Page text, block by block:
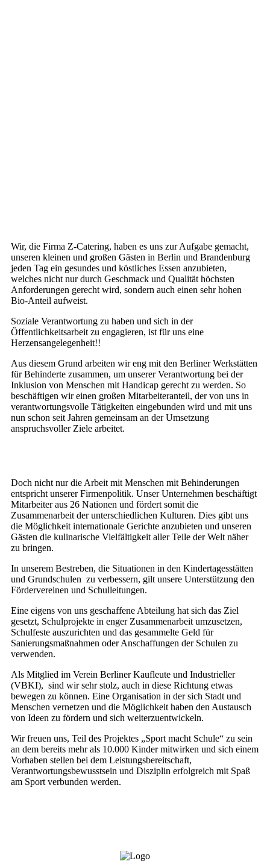
Wir, die Firma Z-Catering, haben es uns zur Aufgabe gemacht,
unseren kleinen und großen Gästen in Berlin und Brandenburg
jeden Tag ein gesundes und köstliches Essen anzubieten,
welches nicht nur durch Geschmack und Qualität höchsten
Anforderungen gerecht wird, sondern auch einen sehr hohen
Bio-Anteil aufweist.
Soziale Verantwortung zu haben und sich in der
Öffentlichkeitsarbeit zu engagieren, ist für uns eine
Herzensangelegenheit!!
Aus diesem Grund arbeiten wir eng mit den Berliner Werkstätten
für Behinderte zusammen, um unserer Verantwortung bei der
Inklusion von Menschen mit Handicap gerecht zu werden. So
beschäftigen wir einen großen Mitarbeiteranteil, der von uns in
verantwortungsvolle Tätigkeiten eingebunden wird und mit uns
nun schon seit Jahren gemeinsam an der Umsetzung
anspruchsvoller Ziele arbeitet.
Doch nicht nur die Arbeit mit Menschen mit Behinderungen
entspricht unserer Firmenpolitik. Unser Unternehmen beschäftigt
Mitarbeiter aus 26 Nationen und fördert somit die
Zusammenarbeit der unterschiedlichen Kulturen. Dies gibt uns
die Möglichkeit internationale Gerichte anzubieten und unseren
Gästen die kulinarische Vielfältigkeit aller Teile der Welt näher
zu bringen.
In unserem Bestreben, die Situationen in den Kindertagesstätten
und Grundschulen zu verbessern, gilt unsere Unterstützung den
Fördervereinen und Schulleitungen.
Eine eigens von uns geschaffene Abteilung hat sich das Ziel
gesetzt, Schulprojekte in enger Zusammenarbeit umzusetzen,
Schulfeste auszurichten und das gesammelte Geld für
Sanierungsmaßnahmen oder Anschaffungen der Schulen zu
verwenden.
Als Mitglied im Verein Berliner Kaufleute und Industrieller
(VBKI), sind wir sehr stolz, auch in diese Richtung etwas
bewegen zu können. Eine Organisation in der sich Stadt und
Menschen vernetzen und die Möglichkeit haben den Austausch
von Ideen zu fördern und sich weiterzuentwickeln.
Wir freuen uns, Teil des Projektes „Sport macht Schule“ zu sein
an dem bereits mehr als 10.000 Kinder mitwirken und sich einem
Vorhaben stellen bei dem Leistungsbereitschaft,
Verantwortungsbewusstsein und Disziplin erfolgreich mit Spaß
am Sport verbunden werden.